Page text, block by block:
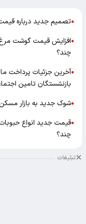
●تصمیم جدید درباره
●افزایش قیمت گوشت
چند؟
●آخرین جزئیات پرداخت
بازنشستگان تامین
●شوک جدید به بازار
●قیمت جدید انواع
چند؟
تبلیغات